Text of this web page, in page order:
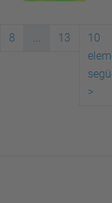
8 ... 13
10
>